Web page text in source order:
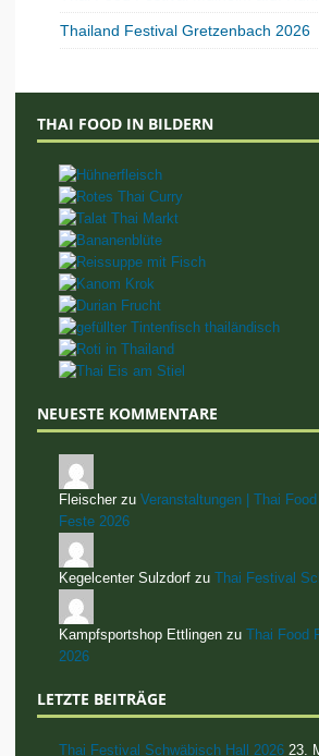
Thailand Festival Gretzenbach 2026
THAI FOOD IN BILDERN
NEUESTE KOMMENTARE
Fleischer zu Veranstaltungen | Thai
Feste 2026
Kegelcenter Sulzdorf zu Thai Festival
Kampfsportshop Ettlingen zu Thai Food
2026
LETZTE BEITRÄGE
Thai Festival Schwäbisch Hall 2026 23.